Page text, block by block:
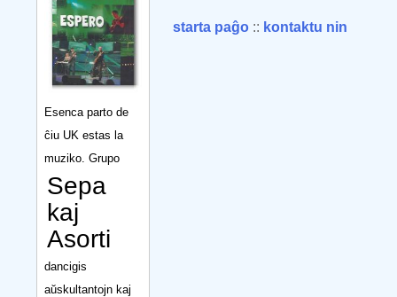
Esenca parto de
ĉiu UK estas la
muziko. Grupo
Sepa
kaj
Asorti
dancigis
aŭskultantojn kaj
starta paĝo :: kontaktu nin